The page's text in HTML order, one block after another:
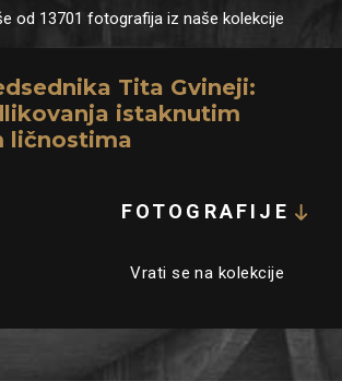
od 13701 fotografija iz naše kolekcije
Tita Gvineji:
istaknutim
ličnostima
FOTOGRAFIJE
Vrati se na kolekcije